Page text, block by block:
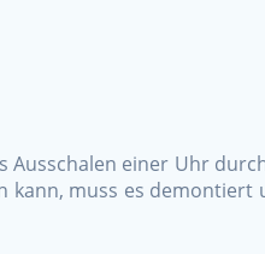
einer Uhr
muss es